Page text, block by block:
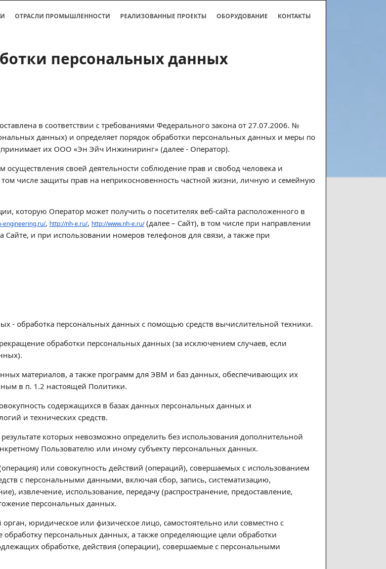
ОТРАСЛИ ПРОМЫШЛЕННОСТИ РЕАЛИЗОВАННЫЕ ПРОЕКТЫ ОБОРУДОВАНИЕ КОНТАКТЫ
персональных данных
в соответствии с требованиями Федерального закона от 27.07.2006. №
данных) и определяет порядок обработки персональных данных и меры по
их ООО «Эн Эйч Инжиниринг» (далее - Оператор).
своей деятельности соблюдение прав и свобод человека и
числе защиты прав на неприкосновенность частной жизни, личную и семейную
которую Оператор может получить о посетителях веб-сайта расположенного в
engineering.ru/, http://nh-e.ru/, http://www.nh-e.ru/(далее – Сайт), в том числе при направлении
и при использовании номеров телефонов для связи, а также при
- обработка персональных данных с помощью средств вычислительной техники.
обработки персональных данных (за исключением случаев, если
материалов, а также программ для ЭВМ и баз данных, обеспечивающих их
в п. 1.2 настоящей Политики.
содержащихся в базах данных персональных данных и
и технических средств.
которых невозможно определить без использования дополнительной
Пользователю или иному субъекту персональных данных.
или совокупность действий (операций), совершаемых с использованием
с персональными данными, включая сбор, запись, систематизацию,
извлечение, использование, передачу (распространение, предоставление,
персональных данных.
юридическое или физическое лицо, самостоятельно или совместно с
персональных данных, а также определяющие цели обработки
обработке, действия (операции), совершаемые с персональными